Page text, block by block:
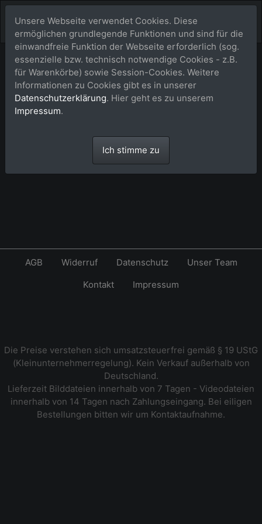
Warenkorb
Dein Warenkorb ist leer.
Unsere Webseite verwendet Cookies. Diese
ermöglichen grundlegende Funktionen und sind für die
einwandfreie Funktion der Webseite erforderlich (sog.
essenzielle bzw. technisch notwendige Cookies - z.B.
für Warenkörbe) sowie Session-Cookies. Weitere
Informationen zu Cookies gibt es in unserer
Datenschutzerklärung. Hier geht es zu unserem
Impressum.
Ich stimme zu
AGB Widerruf Datenschutz
Unser Team
Kontakt
Impressum
Die Preise verstehen sich umsatzsteuerfrei gemäß § 19 UStG
(Kleinunternehmerregelung). Kein Verkauf außerhalb von
Deutschland.
Lieferzeit Bilddateien innerhalb von 7 Tagen - Videodateien
innerhalb von 14 Tagen nach Zahlungseingang. Bei eiligen
Bestellungen bitten wir um Kontaktaufnahme.